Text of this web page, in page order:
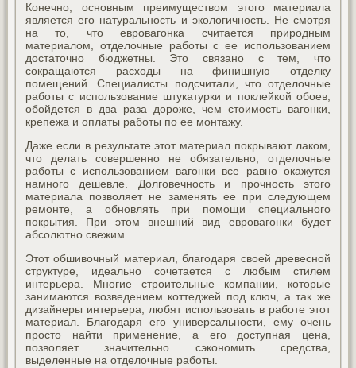
Конечно, основным преимуществом этого материала
является его натуральность и экологичность. Не смотря
на то, что евровагонка считается природным
материалом, отделочные работы с ее использованием
достаточно бюджетны. Это связано с тем, что
сокращаются расходы на финишную отделку
помещений. Специалисты подсчитали, что отделочные
работы с использование штукатурки и поклейкой обоев,
обойдется в два раза дороже, чем стоимость вагонки,
крепежа и оплаты работы по ее монтажу.
Даже если в результате этот материал покрывают лаком,
что делать совершенно не обязательно, отделочные
работы с использованием вагонки все равно окажутся
намного дешевле. Долговечность и прочность этого
материала позволяет не заменять ее при следующем
ремонте, а обновлять при помощи специального
покрытия. При этом внешний вид евровагонки будет
абсолютно свежим.
Этот обшивочный материал, благодаря своей древесной
структуре, идеально сочетается с любым стилем
интерьера. Многие строительные компании, которые
занимаются возведением коттеджей под ключ, а так же
дизайнеры интерьера, любят использовать в работе этот
материал. Благодаря его универсальности, ему очень
просто найти применение, а его доступная цена,
позволяет значительно сэкономить средства,
выделенные на отделочные работы.